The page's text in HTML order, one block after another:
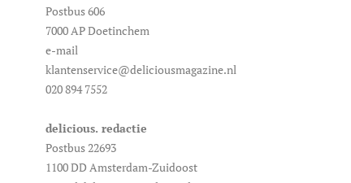
Postbus 606
7000 AP Doetinchem
e-mail
klantenservice@deliciousmagazine.nl
020 894 7552
delicious. redactie
Postbus 22693
1100 DD Amsterdam-Zuidoost